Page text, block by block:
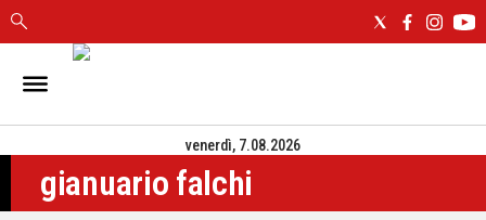
IN
CAGLIARI
SASSARI
NUORO
venerdì, 7.08.2026
gianuario falchi